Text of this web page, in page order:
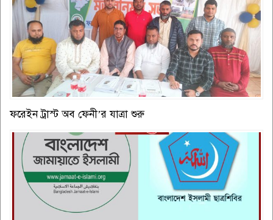
ফরেইন ট্রাস্ট অব ফেনী’র যাত্রা শুরু